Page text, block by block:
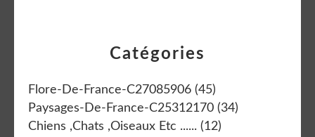
Catégories
Flore-De-France-C27085906 (45)
Paysages-De-France-C25312170 (34)
Chiens ,chats ,oiseaux Etc ...... (12)